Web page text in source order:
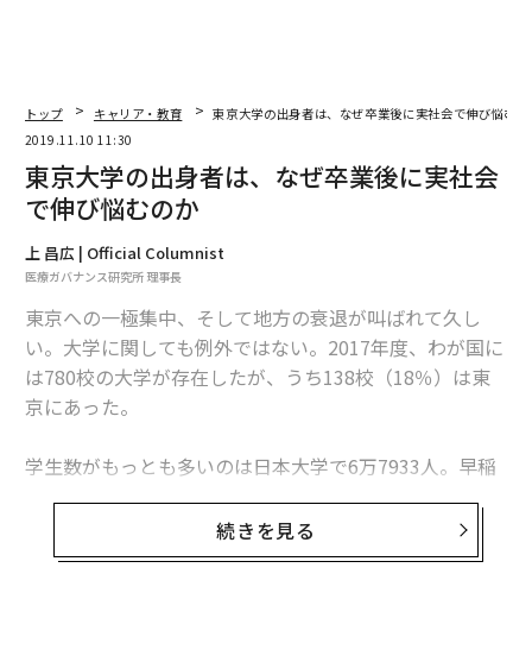
トップ キャリア・教育
東京大学の出身者は、なぜ卒業後に実社会で伸び悩むの
2019.11.10 11:30
東京大学の出身者は、なぜ卒業後に実社会
で伸び悩むのか
上 昌広 | Official Columnist
医療ガバナンス研究所 理事長
東京への一極集中、そして地方の衰退が叫ばれて久し
い。大学に関しても例外ではない。2017年度、わが国に
は780校の大学が存在したが、うち138校（18％）は東
京にあった。
学生数がもっとも多いのは日本大学で6万7933人。早稲
田大学が4万1965人、近畿大学の3万3125人と続く。と
はいえ、学生数トップ10のうち7校が東京にある。東京
には規模の大きな大学が多く、全国の大学生のうち、2
続きを見る